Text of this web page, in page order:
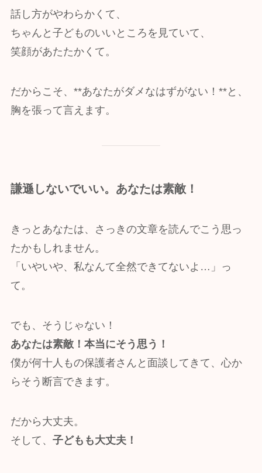
話し方がやわらかくて、
ちゃんと子どものいいところを見ていて、
笑顔があたたかくて。
だからこそ、**あなたがダメなはずがない！**と、
胸を張って言えます。
謙遜しないでいい。あなたは素敵！
きっとあなたは、さっきの文章を読んでこう思っ
たかもしれません。
「いやいや、私なんて全然できてないよ…」っ
て。
でも、そうじゃない！
あなたは素敵！本当にそう思う！
僕が何十人もの保護者さんと面談してきて、心か
らそう断言できます。
だから大丈夫。
そして、 子どもも大丈夫！